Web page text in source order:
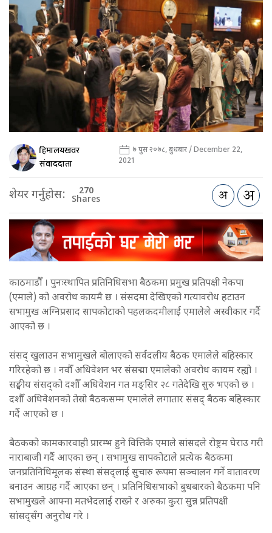
हिमालयखवर
संवाददाता
७ पुस २०७८, बुधबार / December 22,
2021
शेयर गर्नुहोस: 270
Shares
काठमाडौँ । पुनःस्थापित प्रतिनिधिसभा बैठकमा प्रमुख प्रतिपक्षी नेकपा
(एमाले) को अवरोध कायमै छ । संसदमा देखिएको गत्यावरोध हटाउन
सभामुख अग्निप्रसाद सापकोटाको पहलकदमीलाई एमालेले अस्वीकार गर्दै
आएको छ ।
संसद् खुलाउन सभामुखले बोलाएको सर्वदलीय बैठक एमालेले बहिस्कार
गरिरहेको छ । नवौँ अधिवेशन भर संसद्मा एमालेको अवरोध कायम रह्यो ।
सङ्घीय संसद्को दशौँ अधिवेशन गत मङ्सिर २८ गतेदेखि सुरु भएको छ ।
दशौँ अधिवेशनको तेस्रो बैठकसम्म एमालेले लगातार संसद् बैठक बहिस्कार
गर्दै आएको छ ।
बैठकको कामकारवाही प्रारम्भ हुने वित्तिकै एमाले सांसदले रोष्ट्रम घेराउ गरी
नाराबाजी गर्दै आएका छन् । सभामुख सापकोटाले प्रत्येक बैठकमा
जनप्रतिनिधिमूलक संस्था संसद्लाई सुचारु रूपमा सञ्चालन गर्ने वातावरण
बनाउन आग्रह गर्दै आएका छन् । प्रतिनिधिसभाको बुधबारको बैठकमा पनि
सभामुखले आफ्ना मतभेदलाई राख्ने र अरुका कुरा सुन्न प्रतिपक्षी
सांसद्सँग अनुरोध गरे ।